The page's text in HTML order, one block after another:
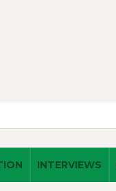
INTERVIEWS